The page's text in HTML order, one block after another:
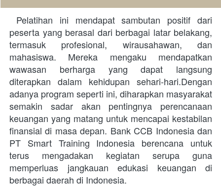
peserta yang berasal dari berbagai latar belakang,
termasuk profesional, wirausahawan, dan
mahasiswa. Mereka mengaku mendapatkan
wawasan berharga yang dapat langsung
diterapkan dalam kehidupan sehari-hari.Dengan
adanya program seperti ini, diharapkan masyarakat
semakin sadar akan pentingnya perencanaan
keuangan yang matang untuk mencapai kestabilan
finansial di masa depan. Bank CCB Indonesia dan
PT Smart Training Indonesia berencana untuk
terus mengadakan kegiatan serupa guna
memperluas jangkauan edukasi keuangan di
berbagai daerah di Indonesia.